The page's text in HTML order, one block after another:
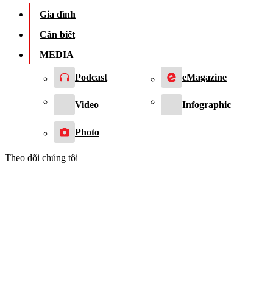
Gia đình
Cần biết
MEDIA
Podcast eMagazine
Video Infographic
Photo
Theo dõi chúng tôi